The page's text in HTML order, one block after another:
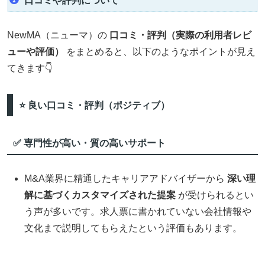
NewMA（ニューマ）の 口コミ・評判（実際の利用者レビ
ューや評価）
をまとめると、以下のようなポイントが見え
てきます👇
⭐ 良い口コミ・評判（ポジティブ）
✅ 専門性が高い・質の高いサポート
M&A業界に精通したキャリアアドバイザーから深い理
解に基づくカスタマイズされた提案 が受けられるとい
う声が多いです。求人票に書かれていない会社情報や
文化まで説明してもらえたという評価もあります。